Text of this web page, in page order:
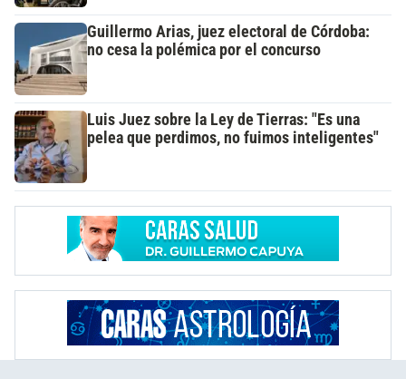
Guillermo Arias, juez electoral de Córdoba:
no cesa la polémica por el concurso
Luis Juez sobre la Ley de Tierras: "Es una
pelea que perdimos, no fuimos inteligentes"